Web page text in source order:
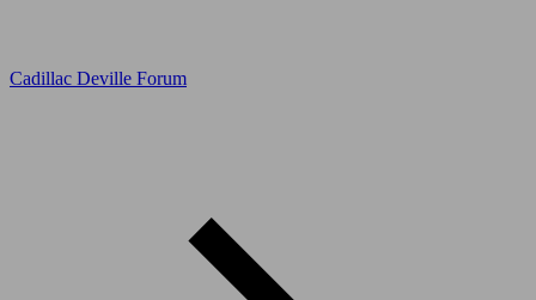
Cadillac Deville Forum